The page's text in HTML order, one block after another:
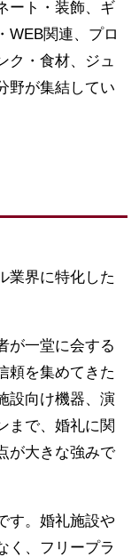
ート・装飾、ギ
WEB関連、プロ
ク・食材、ジュ
野が集結してい
業界に特化した
が一堂に会する
頼を集めてきた
設向け機器、演
まで、婚礼に関
が大きな強みで
す。婚礼施設や
く、フリープラ